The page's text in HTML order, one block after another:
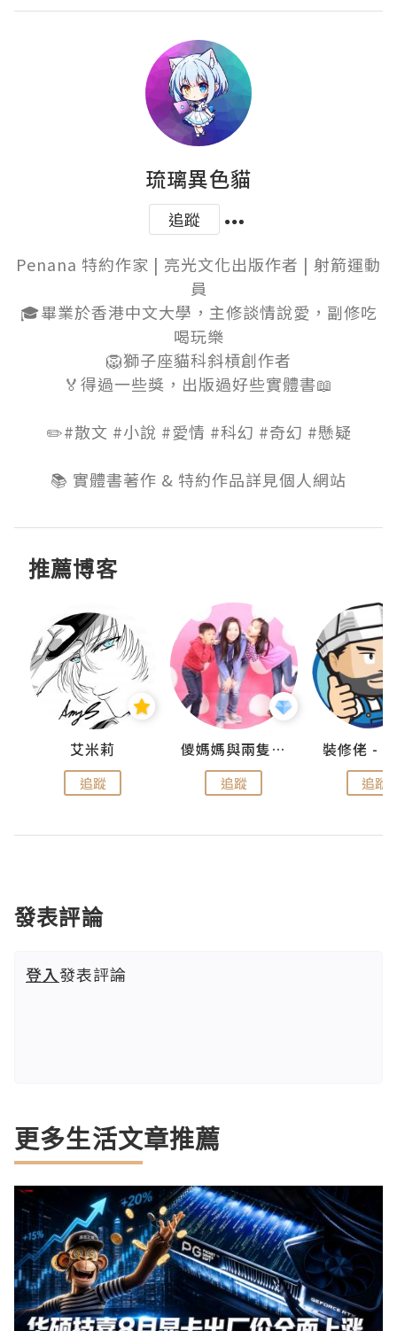
琉璃異色貓
追蹤
Penana 特約作家 | 亮光文化出版作者 | 射箭運動
員
🎓畢業於香港中文大學，主修談情說愛，副修吃
喝玩樂
🦁獅子座貓科斜槓創作者
🏅得過一些獎，出版過好些實體書📖
✏️#散文 #小說 #愛情 #科幻 #奇幻 #懸疑
📚 實體書著作 & 特約作品詳見個人網站
推薦博客
艾米莉
追蹤
儍媽媽與兩隻小魔怪之家
追蹤 追蹤
發表評論
登入發表評論
更多生活文章推薦